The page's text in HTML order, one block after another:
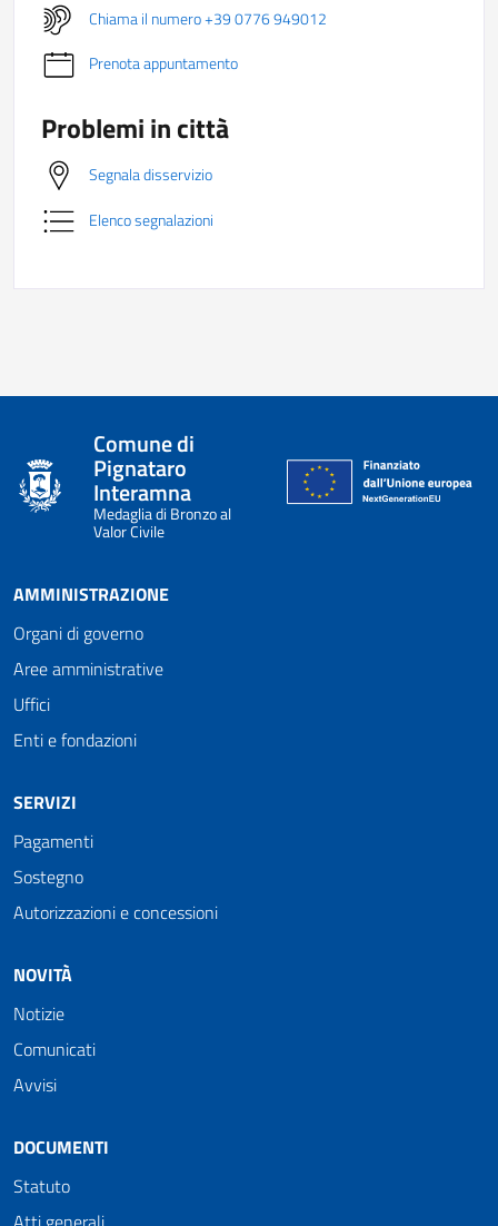
Chiama il numero +39 0776 949012
Prenota appuntamento
Problemi in città
Segnala disservizio
Elenco segnalazioni
Comune di
Pignataro
Interamna
Medaglia di Bronzo al
Valor Civile
AMMINISTRAZIONE
Organi di governo
Aree amministrative
Uffici
Enti e fondazioni
SERVIZI
Pagamenti
Sostegno
Autorizzazioni e concessioni
NOVITÀ
Notizie
Comunicati
Avvisi
DOCUMENTI
Statuto